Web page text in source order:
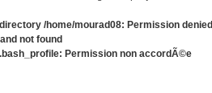
/home/mourad08: Permission denied
not found
Permission non accordÃ©e